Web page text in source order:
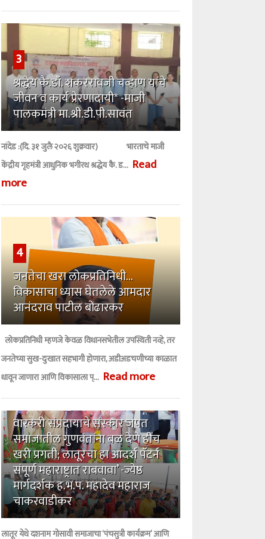
3
श्रद्धेय कै.डॉ. शंकररावजी चव्हाण यांचे
जीवन व कार्य प्रेरणादायी* -माजी
पालकमंत्री मा.श्री.डी.पी.सावंत
नांदेड :(दि. ३१ जुलै २०२६ शुक्रवार) भारताचे माजी
केंद्रीय गृहमंत्री आधुनिक भगीरथ श्रद्धेय कै. ड... Read
more
4
जनतेचा खरा लोकप्रतिनिधी...
विकासाचा ध्यास घेतलेले आमदार
आनंदराव पाटील बोंढारकर
लोकप्रतिनिधी म्हणजे केवळ विधानसभेतील उपस्थिती नव्हे, तर
जनतेच्या सुख-दुःखात सहभागी होणारा, अडीअडचणीच्या काळात
धावून जाणारा आणि विकासाला प्... Read more
5
वारकरी संप्रदायाचे संस्कार जपत
समाजातील गुणवंतांना बळ देणे हीच
खरी प्रगती; लातूरचा हा आदर्श पॅटर्न
संपूर्ण महाराष्ट्रात राबवावा’ -ज्येष्ठ
मार्गदर्शक ह.भ.प. महादेव महाराज
चाकरवाडीकर
लातूर येथे दशनाम गोसावी समाजाचा ‘पंचसुत्री कार्यक्रम’ आणि